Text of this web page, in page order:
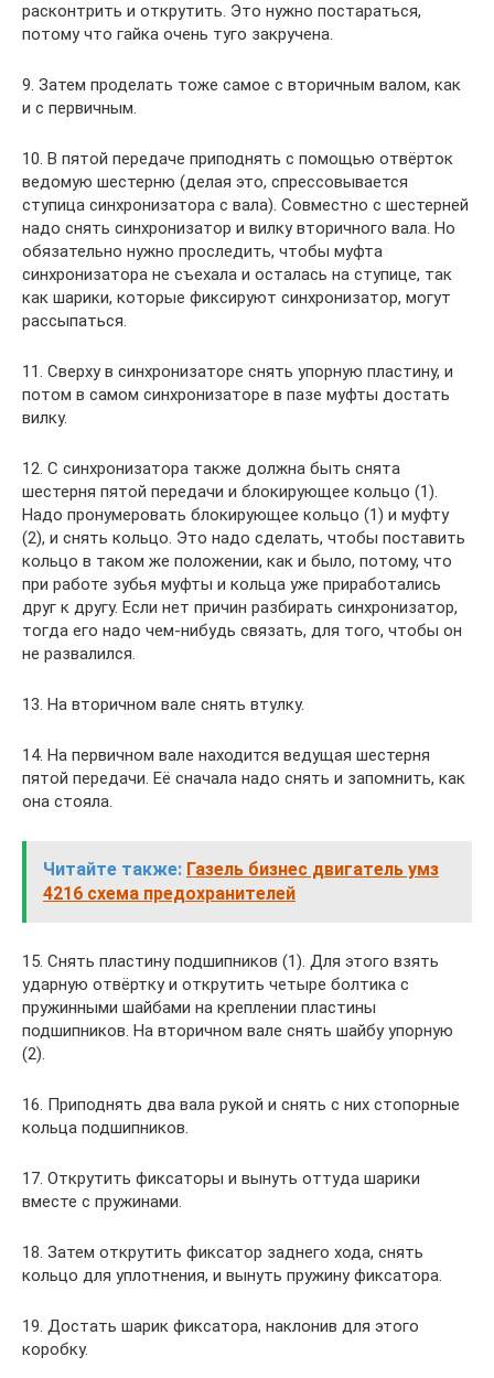
расконтрить и открутить. Это нужно постараться,
потому что гайка очень туго закручена.
9. Затем проделать тоже самое с вторичным валом, как
и с первичным.
10. В пятой передаче приподнять с помощью отвёрток
ведомую шестерню (делая это, спрессовывается
ступица синхронизатора с вала). Совместно с шестерней
надо снять синхронизатор и вилку вторичного вала. Но
обязательно нужно проследить, чтобы муфта
синхронизатора не съехала и осталась на ступице, так
как шарики, которые фиксируют синхронизатор, могут
рассыпаться.
11. Сверху в синхронизаторе снять упорную пластину, и
потом в самом синхронизаторе в пазе муфты достать
вилку.
12. С синхронизатора также должна быть снята
шестерня пятой передачи и блокирующее кольцо (1).
Надо пронумеровать блокирующее кольцо (1) и муфту
(2), и снять кольцо. Это надо сделать, чтобы поставить
кольцо в таком же положении, как и было, потому, что
при работе зубья муфты и кольца уже приработались
друг к другу. Если нет причин разбирать синхронизатор,
тогда его надо чем-нибудь связать, для того, чтобы он
не развалился.
13. На вторичном вале снять втулку.
14. На первичном вале находится ведущая шестерня
пятой передачи. Её сначала надо снять и запомнить, как
она стояла.
Читайте также: Газель бизнес двигатель умз
4216 схема предохранителей
15. Снять пластину подшипников (1). Для этого взять
ударную отвёртку и открутить четыре болтика с
пружинными шайбами на креплении пластины
подшипников. На вторичном вале снять шайбу упорную
(2).
16. Приподнять два вала рукой и снять с них стопорные
кольца подшипников.
17. Открутить фиксаторы и вынуть оттуда шарики
вместе с пружинами.
18. Затем открутить фиксатор заднего хода, снять
кольцо для уплотнения, и вынуть пружину фиксатора.
19. Достать шарик фиксатора, наклонив для этого
коробку.